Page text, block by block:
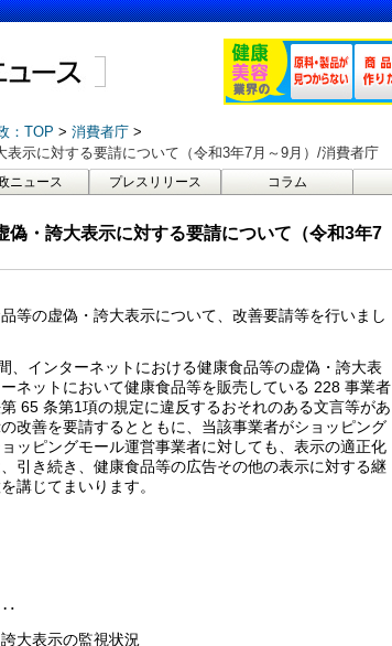
：TOP
消費者庁
示に対する要請について（令和3年7月～9月）/消費者庁
ニュース プレスリリース コラム
偽・誇大表示に対する要請について（令和3年7
等の虚偽・誇大表示について、改善要請等を行いまし
、インターネットにおける健康食品等の虚偽・誇大表
ネットにおいて健康食品等を販売している 228 事業者
65 条第1項の規定に違反するおそれのある文言等があ
改善を要請するとともに、当該事業者がショッピング
ッピングモール運営事業者に対しても、表示の適正化
引き続き、健康食品等の広告その他の表示に対する継
講じてまいります。
大表示の監視状況